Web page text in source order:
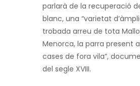
parlarà de la recuperació
blanc, una “varietat
trobada arreu de tota
Menorca, la parra present
cases de fora vila”,
del segle XVIII.